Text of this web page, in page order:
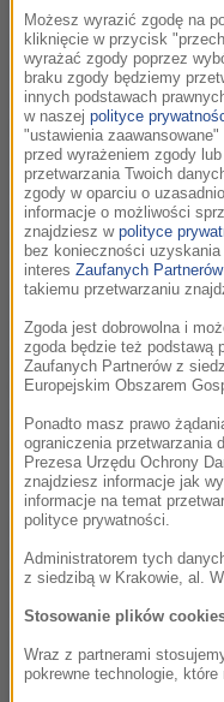
Agent 007 na 7. edycję
z Jamesem Bondem w
rolę agenta Jej
Connery. Od tamtej
rozpoznawczym całej
wykonywały
Shirley Bassey, Tina
Duran, Paul McCartney
7. edycji festiwalu
najsłynniejsze tytuły,
Let Die, Goldfinger,
Better, GoldenEye,
fragmenty ścieżek
Arnolda, Johna
Epwortha.
Orkiestrę Filharmonii
przez krakowską
dyrygent Diego
kanaryjskim
niezwykłym
Wodecki, Aga
Możesz wyrazić zgodę na
kliknięcie w przycisk
wyrażać zgody poprzez
braku zgody będziemy
innych podstawach
w naszej polityce
"ustawienia
przed wyrażeniem zgody
przetwarzania Twoich
zgody w oparciu o
informacje o możliwości
znajdziesz w polityce
bez konieczności
interes Zaufanych
takiemu przetwarzaniu
Zgoda jest dobrowolna i
zgoda będzie też podstawą
Zaufanych Partnerów z
Europejskim Obszarem
Ponadto masz prawo
ograniczenia przetwarzania
Prezesa Urzędu Ochrony
znajdziesz informacje jak
informacje na temat
polityce prywatności.
Administratorem tych
z siedzibą w Krakowie, al.
Stosowanie plików
Wraz z partnerami
pokrewne technologie, które